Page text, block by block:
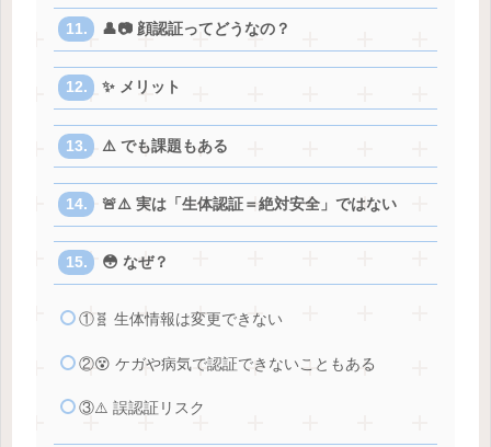
👤📷 顔認証ってどうなの？
✨ メリット
⚠️ でも課題もある
🚨⚠️ 実は「生体認証＝絶対安全」ではない
😳 なぜ？
①🧬 生体情報は変更できない
②😵 ケガや病気で認証できないこともある
③⚠️ 誤認証リスク